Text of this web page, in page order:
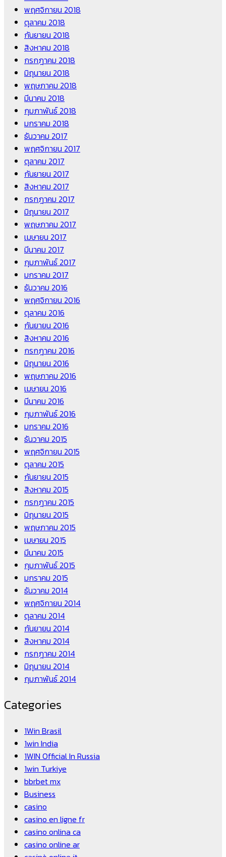
พฤศจิกายน 2018
ตุลาคม 2018
กันยายน 2018
สิงหาคม 2018
กรกฎาคม 2018
มิถุนายน 2018
พฤษภาคม 2018
มีนาคม 2018
กุมภาพันธ์ 2018
มกราคม 2018
ธันวาคม 2017
พฤศจิกายน 2017
ตุลาคม 2017
กันยายน 2017
สิงหาคม 2017
กรกฎาคม 2017
มิถุนายน 2017
พฤษภาคม 2017
เมษายน 2017
มีนาคม 2017
กุมภาพันธ์ 2017
มกราคม 2017
ธันวาคม 2016
พฤศจิกายน 2016
ตุลาคม 2016
กันยายน 2016
สิงหาคม 2016
กรกฎาคม 2016
มิถุนายน 2016
พฤษภาคม 2016
เมษายน 2016
มีนาคม 2016
กุมภาพันธ์ 2016
มกราคม 2016
ธันวาคม 2015
พฤศจิกายน 2015
ตุลาคม 2015
กันยายน 2015
สิงหาคม 2015
กรกฎาคม 2015
มิถุนายน 2015
พฤษภาคม 2015
เมษายน 2015
มีนาคม 2015
กุมภาพันธ์ 2015
มกราคม 2015
ธันวาคม 2014
พฤศจิกายน 2014
ตุลาคม 2014
กันยายน 2014
สิงหาคม 2014
กรกฎาคม 2014
มิถุนายน 2014
กุมภาพันธ์ 2014
Categories
1Win Brasil
1win India
1WIN Official In Russia
1win Turkiye
bbrbet mx
Business
casino
casino en ligne fr
casino onlina ca
casino online ar